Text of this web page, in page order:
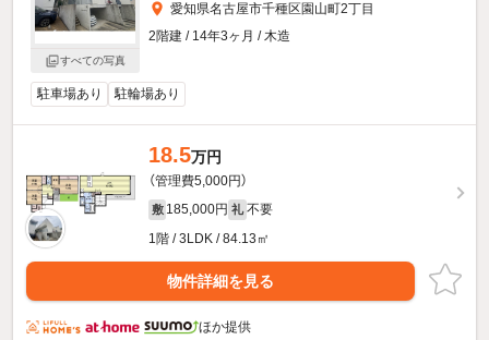
すべての写真
愛知県名古屋市千種区園山町2丁目
2階建 / 14年3ヶ月 / 木造
駐車場あり 駐輪場あり
18.5万円
（管理費5,000円）
敷 185,000円 礼 不要
1階 / 3LDK / 84.13㎡
物件詳細を見る
ほか提供